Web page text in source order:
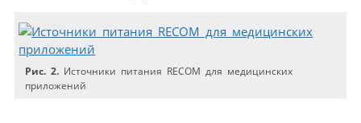
Рис. 2. Источники питания RECOM для медицинских
приложений